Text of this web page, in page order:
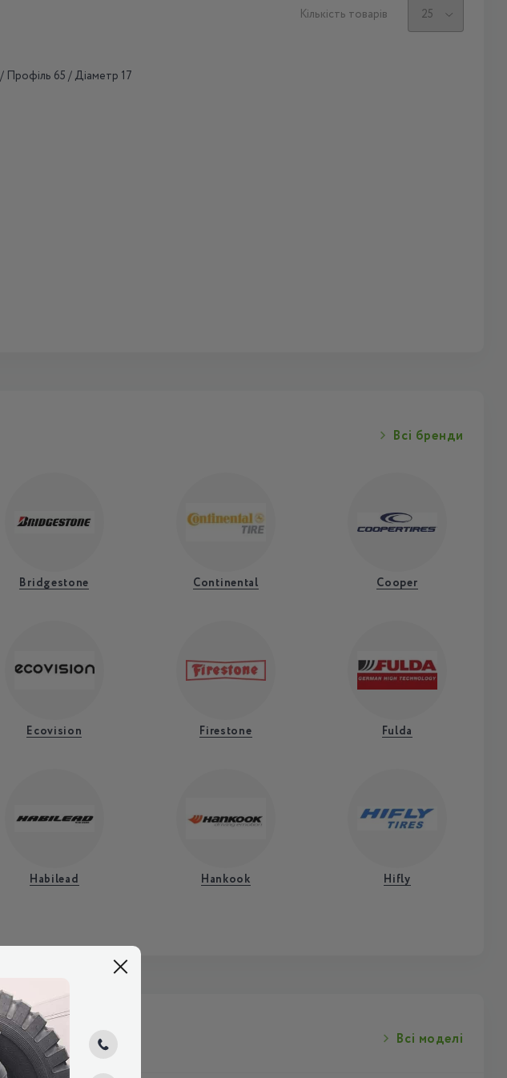
Кількість товарів
Профіль 65 / Діаметр 17
Всі бренди
Bridgestone Continental Cooper
Ecovision Firestone Fulda
Habilead Hankook Hifly
Всі моделі